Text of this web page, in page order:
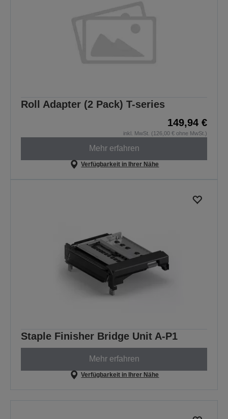
Roll Adapter (2 Pack) T-series
149,94 €
inkl. MwSt. (126,00 € ohne MwSt.)
Mehr erfahren
Verfügbarkeit in Ihrer Nähe
Staple Finisher Bridge Unit A-P1
Mehr erfahren
Verfügbarkeit in Ihrer Nähe